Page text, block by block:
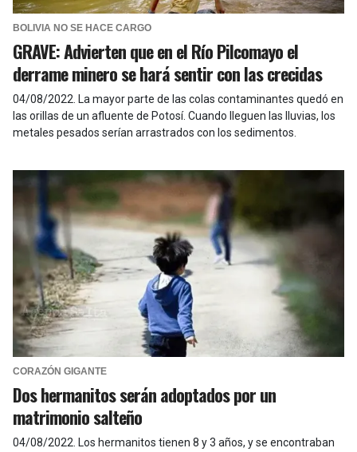
BOLIVIA NO SE HACE CARGO
GRAVE: Advierten que en el Río Pilcomayo el
derrame minero se hará sentir con las crecidas
04/08/2022 La mayor parte de las colas contaminantes quedó en
las orillas de un afluente de Potosí. Cuando lleguen las lluvias, los
metales pesados serían arrastrados con los sedimentos.
CORAZÓN GIGANTE
Dos hermanitos serán adoptados por un
matrimonio salteño
04/08/2022 Los hermanitos tienen 8 y 3 años, y se encontraban